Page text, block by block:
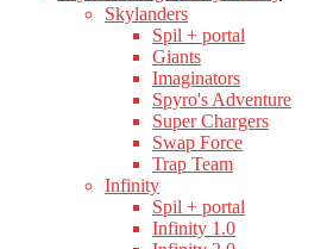
Skylanders
Spil + portal
Giants
Imaginators
Spyro's Adventure
Super Chargers
Swap Force
Trap Team
Infinity
Spil + portal
Infinity 1.0